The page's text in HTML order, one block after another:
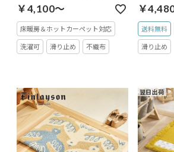
ギーラグ
￥4,100～
床暖房＆ホットカーペット対応
洗濯可 滑り止め 不織布
表現した玄
￥
送料無料
滑り止め
翌日出荷